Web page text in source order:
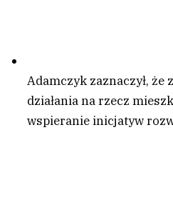
Adamczyk zaznaczył,
działania na rzecz
wspieranie inicjatyw